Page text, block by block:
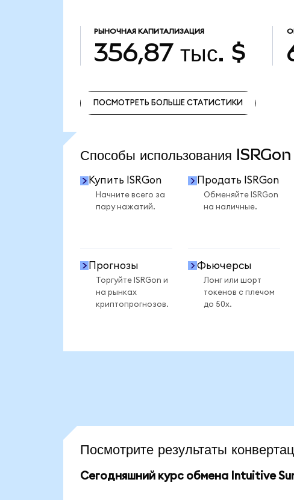
РЫНОЧНАЯ КАПИТАЛИЗАЦИЯ
356,87 тыс. $
ПОСМОТРЕТЬ БОЛЬШЕ СТАТИСТИКИ
Способы использования
Купить ISRGon
Начните всего за
пару нажатий.
Продать ISRGon
Обменяйте ISRGon
на наличные.
Прогнозы
Торгуйте ISRGon и
на рынках
криптопрогнозов.
Фьючерсы
Лонг или шорт
токенов с плечом
до 50x.
Посмотрите результаты
Сегодняшний курс обмена Intuitive